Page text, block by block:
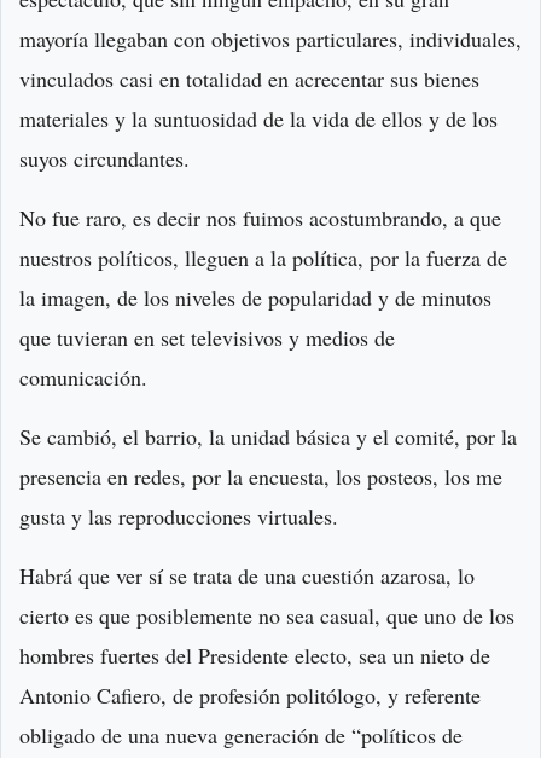
mayoría llegaban con objetivos particulares, individuales,
vinculados casi en totalidad en acrecentar sus bienes
materiales y la suntuosidad de la vida de ellos y de los
suyos circundantes.
No fue raro, es decir nos fuimos acostumbrando, a que
nuestros políticos, lleguen a la política, por la fuerza de
la imagen, de los niveles de popularidad y de minutos
que tuvieran en set televisivos y medios de
comunicación.
Se cambió, el barrio, la unidad básica y el comité, por la
presencia en redes, por la encuesta, los posteos, los me
gusta y las reproducciones virtuales.
Habrá que ver sí se trata de una cuestión azarosa, lo
cierto es que posiblemente no sea casual, que uno de los
hombres fuertes del Presidente electo, sea un nieto de
Antonio Cafiero, de profesión politólogo, y referente
obligado de una nueva generación de “políticos de